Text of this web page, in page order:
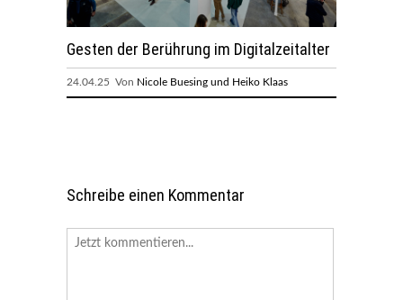
Gesten der Berührung im Digitalzeitalter
24.04.25 Von Nicole Buesing und Heiko Klaas
Schreibe einen Kommentar